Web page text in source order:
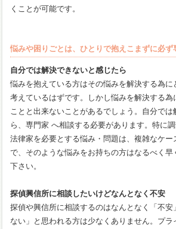
くことが可能です。
悩みや困りごとは、ひとりで抱えこまずに必ず
自分では解決できないと感じたら
悩みを抱えている方はその悩みを解決する為に
考えているはずです。しかし悩みを解決する為
ことと出来ないことがあるでしょう。自分で
ら、専門家 へ相談する必要があります。特に
法律家を必要とする悩み・問題は、複雑なケ
で、そのような悩みをお持ちの方はなるべく早
下さい。
探偵興信所に相談したいけどなんとなく不安
探偵や興信所に相談するのはなんとなく「不安
ない」と思われる方は少なくありません。プラ